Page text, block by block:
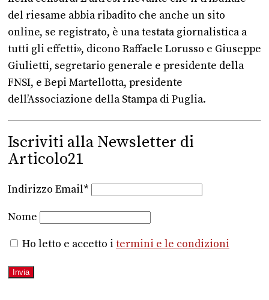
del riesame abbia ribadito che anche un sito
online, se registrato, è una testata giornalistica a
tutti gli effetti», dicono Raffaele Lorusso e Giuseppe
Giulietti, segretario generale e presidente della
FNSI, e Bepi Martellotta, presidente
dell’Associazione della Stampa di Puglia.
Iscriviti alla Newsletter di
Articolo21
Indirizzo Email*
Nome
Ho letto e accetto i termini e le condizioni